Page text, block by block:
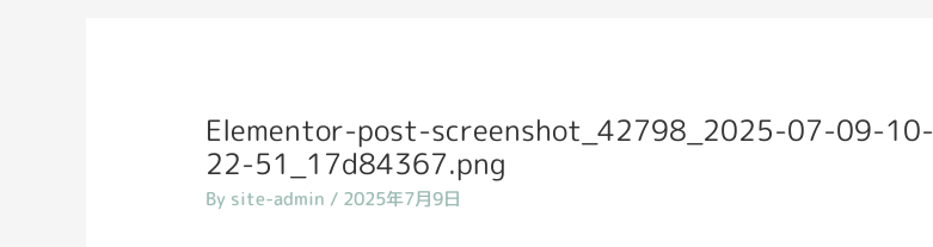
Elementor-post-screenshot_42798_2025-07-09-10-
22-51_17d84367.png
By site-admin / 2025年7月9日